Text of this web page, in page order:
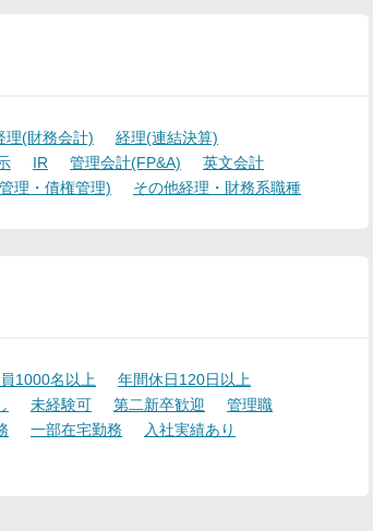
理(財務会計)
経理(連結決算)
IR 管理会計(FP&A)
英文会計
理・債権管理) その他経理・財務系職種
1000名以上
年間休日120日以上
未経験可 第二新卒歓迎
管理職
一部在宅勤務
入社実績あり